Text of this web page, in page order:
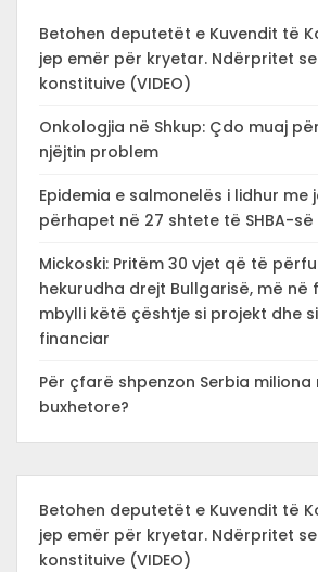
Betohen deputetët e Kuvendit të
jep emër për kryetar. Ndërpritet
konstituive (VIDEO)
Onkologjia në Shkup: Çdo muaj
njëjtin problem
Epidemia e salmonelës i lidhur me
përhapet në 27 shtete të SHBA-së
Mickoski: Pritëm 30 vjet që të
hekurudha drejt Bullgarisë, më në
mbylli këtë çështje si projekt dhe
financiar
Për çfarë shpenzon Serbia miliona
buxhetore?
Betohen deputetët e Kuvendit të
jep emër për kryetar. Ndërpritet
konstituive (VIDEO)